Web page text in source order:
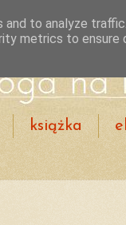
książka
to analyze
metrics to